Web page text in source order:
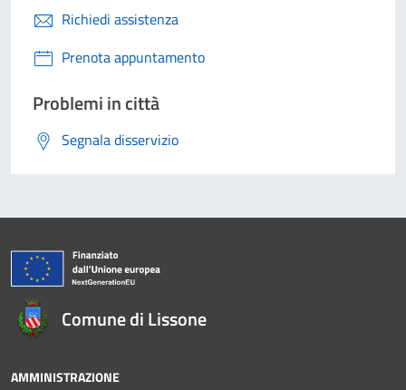
Richiedi assistenza
Prenota appuntamento
Problemi in città
Segnala disservizio
Comune di Lissone
AMMINISTRAZIONE